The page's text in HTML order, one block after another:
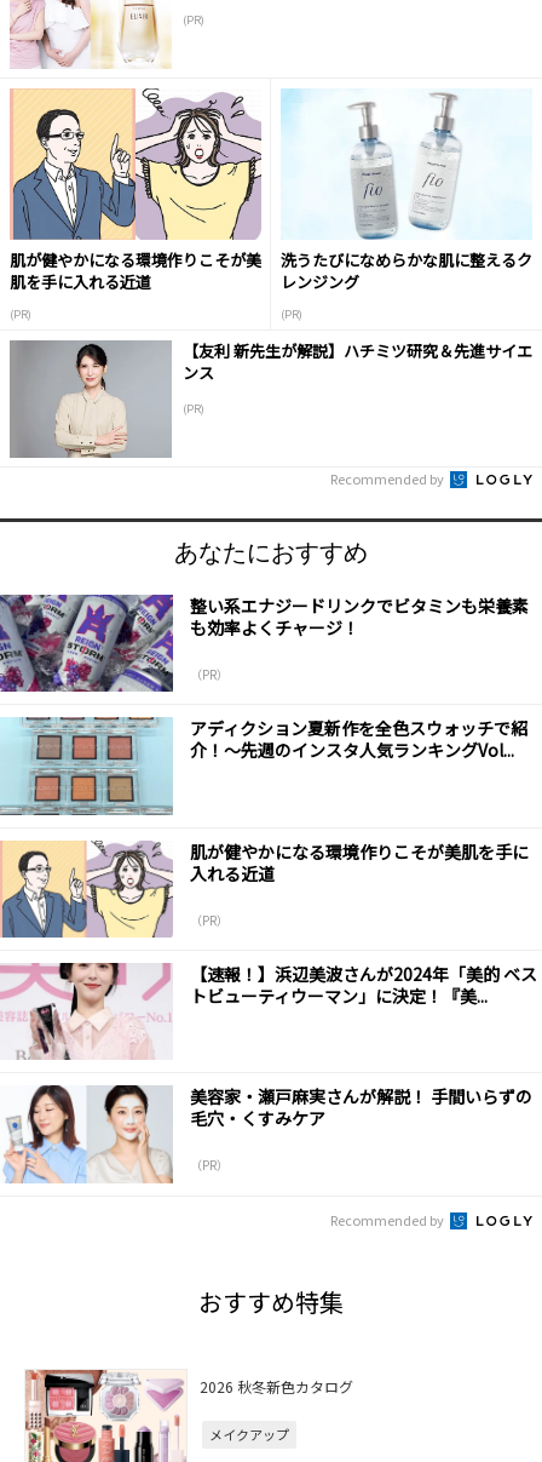
(PR)
肌が健やかになる環境作りこそが美
肌を手に入れる近道
(PR)
洗うたびになめらかな肌に整えるク
レンジング
(PR)
【友利 新先生が解説】ハチミツ研究＆先進サイエ
ンス
(PR)
Recommended by
あなたにおすすめ
整い系エナジードリンクでビタミンも栄養素
も効率よくチャージ！
（PR）
アディクション夏新作を全色スウォッチで紹
介！～先週のインスタ人気ランキングVol...
肌が健やかになる環境作りこそが美肌を手に
入れる近道
（PR）
【速報！】浜辺美波さんが2024年「美的 ベス
トビューティウーマン」に決定！『美...
美容家・瀬戸麻実さんが解説！ 手間いらずの
毛穴・くすみケア
（PR）
Recommended by
おすすめ特集
2026 秋冬新色カタログ
メイクアップ